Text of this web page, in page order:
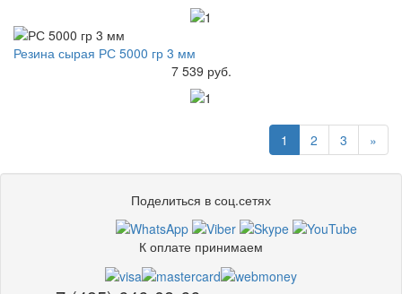
Резина сырая РС 5000 гр 3 мм
7 539 руб.
1 2 3 »
Поделиться в соц.сетях
К оплате принимаем